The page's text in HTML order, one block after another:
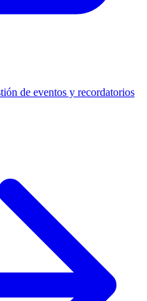
de eventos y recordatorios